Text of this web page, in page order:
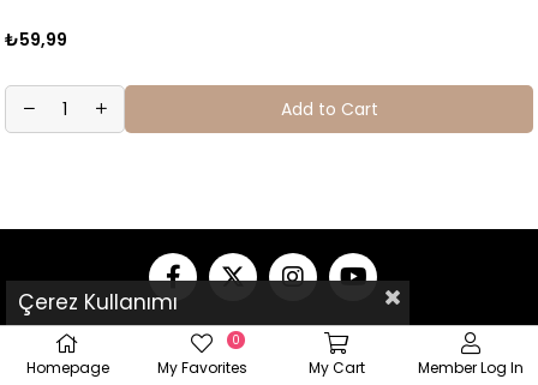
₺59,99
Add to Cart
Çerez Kullanımı
Homepage My Favorites
0
My Cart Member Log In